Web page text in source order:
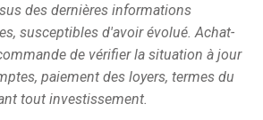
des dernières informations
susceptibles d'avoir évolué. Achat-
de vérifier la situation à jour
paiement des loyers, termes du
tout investissement.